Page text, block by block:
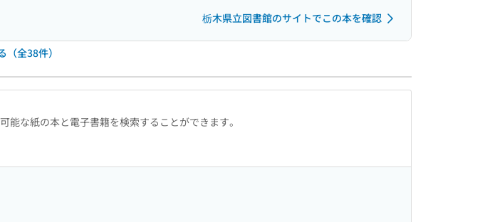
栃木県立図書館のサイトでこの本を確認
（全38件）
能な紙の本と電子書籍を検索することができます。